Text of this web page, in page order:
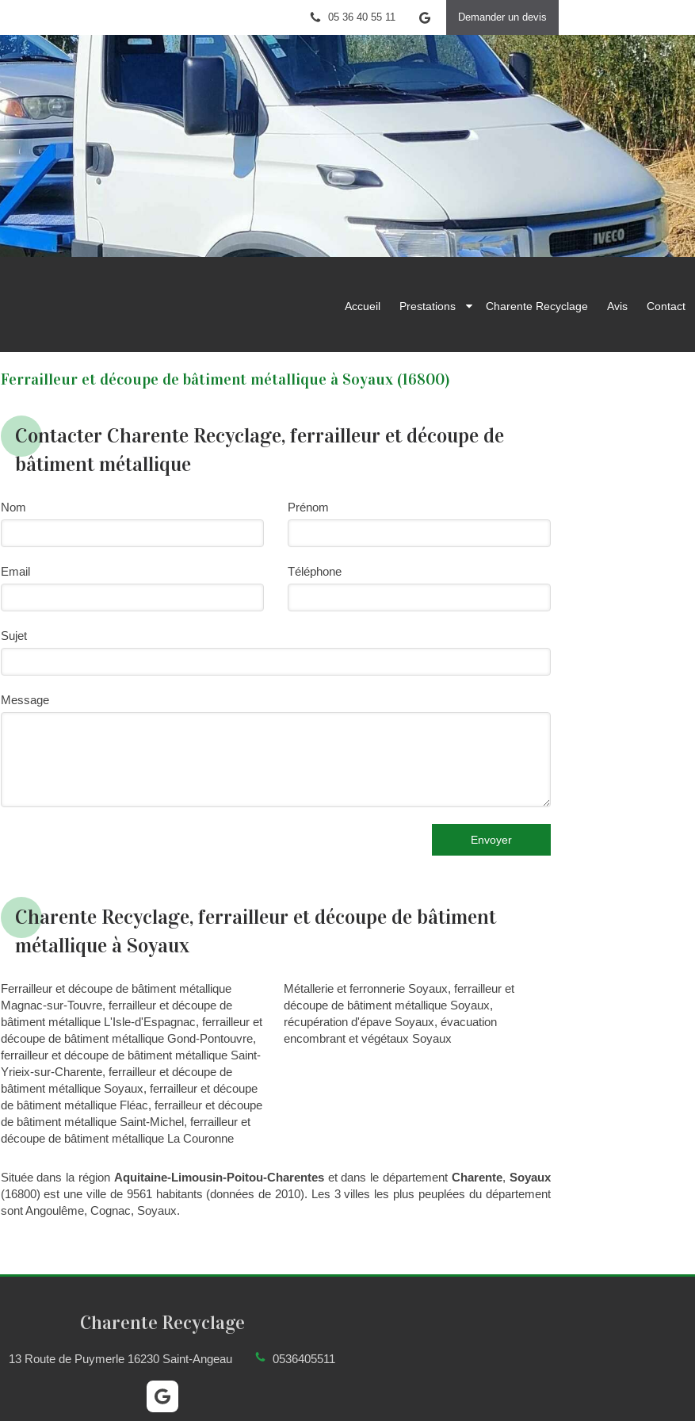
Demander un devis
05 36 40 55 11
Accueil Prestations Charente Recyclage Avis Contact
Ferrailleur et découpe de bâtiment métallique à Soyaux (16800)
Contacter Charente Recyclage, ferrailleur et découpe de
bâtiment métallique
Nom Prénom
Email Téléphone
Sujet
Message
Envoyer
Charente Recyclage, ferrailleur et découpe de bâtiment
métallique à Soyaux
Ferrailleur et découpe de bâtiment métallique
Magnac-sur-Touvre, ferrailleur et découpe de
bâtiment métallique L'Isle-d'Espagnac, ferrailleur et
découpe de bâtiment métallique Gond-Pontouvre,
ferrailleur et découpe de bâtiment métallique Saint-
Yrieix-sur-Charente, ferrailleur et découpe de
bâtiment métallique Soyaux, ferrailleur et découpe
de bâtiment métallique Fléac, ferrailleur et découpe
de bâtiment métallique Saint-Michel, ferrailleur et
découpe de bâtiment métallique La Couronne
Métallerie et ferronnerie Soyaux, ferrailleur et
découpe de bâtiment métallique Soyaux,
récupération d'épave Soyaux, évacuation
encombrant et végétaux Soyaux
Située dans la région Aquitaine-Limousin-Poitou-Charenteset dans le département Charente, Soyaux
(16800) est une ville de 9561 habitants (données de 2010). Les 3 villes les plus peuplées du département
sont Angoulême, Cognac, Soyaux.
Charente Recyclage
13 Route de Puymerle 16230 Saint-Angeau 0536405511